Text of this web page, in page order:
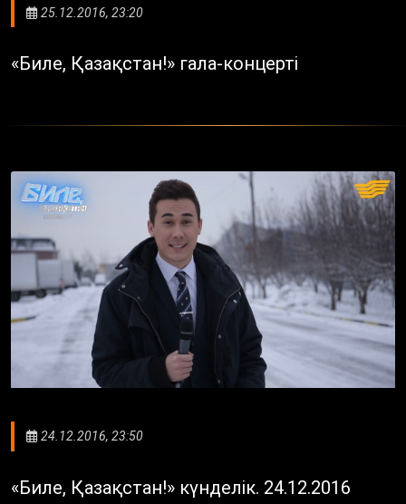
25.12.2016, 23:20
«Биле, Қазақстан!» гала-концерті
24.12.2016, 23:50
«Биле, Қазақстан!» күнделік. 24.12.2016